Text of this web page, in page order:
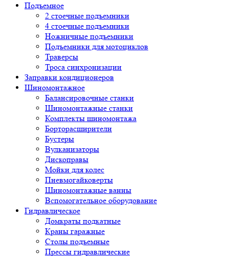
Подъемное
2 стоечные подъемники
4 стоечные подъемники
Ножничные подъемники
Подъемники для мотоциклов
Траверсы
Троса синхронизации
Заправки кондиционеров
Шиномонтажное
Балансировочные станки
Шиномонтажные станки
Комплекты шиномонтажа
Борторасширители
Бустеры
Вулканизаторы
Дископравы
Мойки для колес
Пневмогайковерты
Шиномонтажные ванны
Вспомогательное оборудование
Гидравлическое
Домкраты подкатные
Краны гаражные
Столы подъемные
Прессы гидравлические